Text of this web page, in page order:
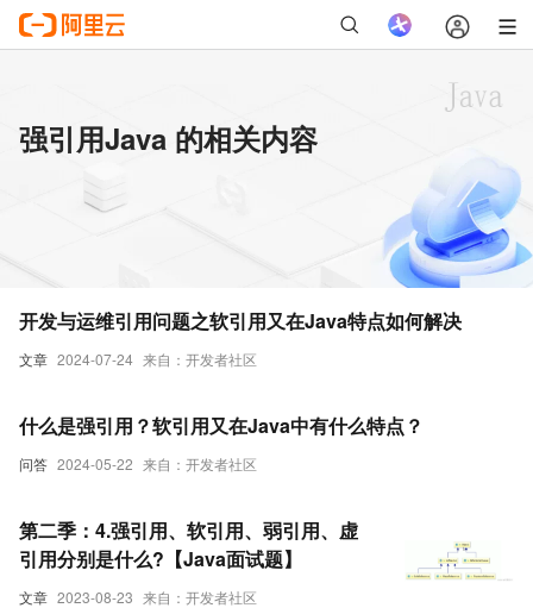
强引用Java 的相关内容
文章 2024-07-24 来自：开发者社区
开发与运维引用问题之软引用又在Java特点如何解决
问答 2024-05-22 来自：开发者社区
什么是强引用？软引用又在Java中有什么特点？
文章 2023-08-23 来自：开发者社区
第二季：4.强引用、软引用、弱引用、虚
引用分别是什么?【Java面试题】